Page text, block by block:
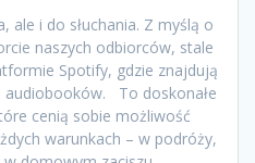
ale i do słuchania. Z myślą o
naszych odbiorców, stale
Spotify, gdzie znajdują
audiobooków. To doskonałe
cenią sobie możliwość
warunkach – w podróży,